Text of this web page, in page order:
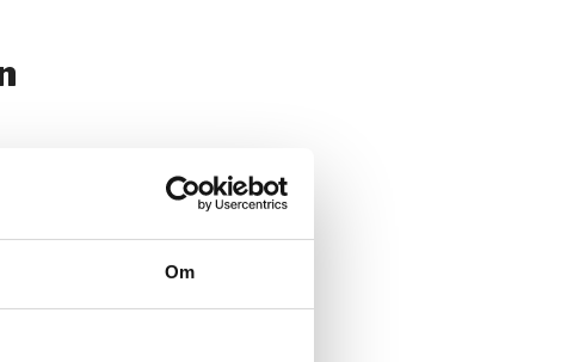
Om
roll finns det
eller tunga,
är